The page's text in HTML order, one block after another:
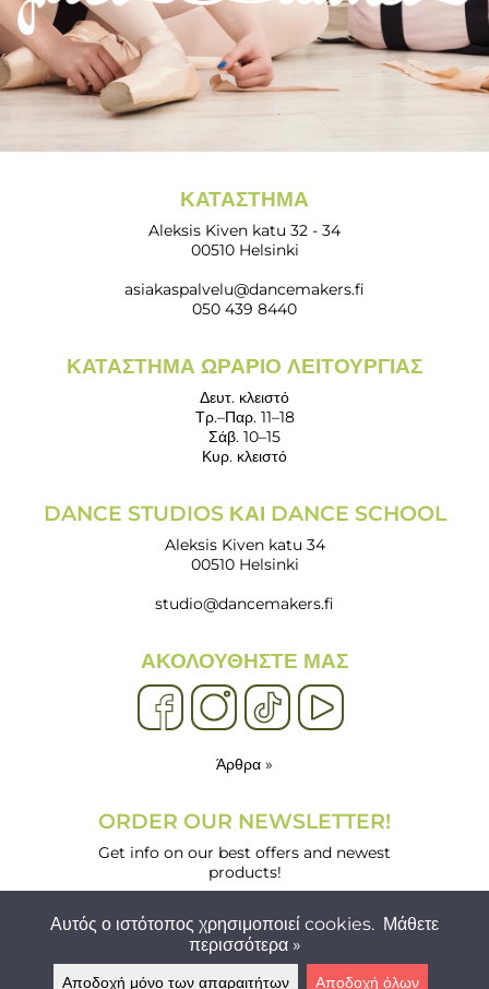
ΚΑΤΆΣΤΗΜΑ
Aleksis Kiven katu 32 - 34
00510 Helsinki
asiakaspalvelu@dancemakers.fi
050 439 8440
ΚΑΤΆΣΤΗΜΑ ΩΡΆΡΙΟ ΛΕΙΤΟΥΡΓΊΑΣ
Δευτ. κλειστό
Τρ.–Παρ. 11–18
Σάβ. 10–15
Κυρ. κλειστό
DANCE STUDIOS ΚΑΙ DANCE SCHOOL
Aleksis Kiven katu 34
00510 Helsinki
studio@dancemakers.fi
ΑΚΟΛΟΥΘΉΣΤΕ ΜΑΣ
Άρθρα »
ORDER OUR NEWSLETTER!
Get info on our best offers and newest
products!
Αυτός ο ιστότοπος χρησιμοποιεί cookies. Μάθετε
περισσότερα »
Αποδοχή μόνο των απαραιτήτων Αποδοχή όλων